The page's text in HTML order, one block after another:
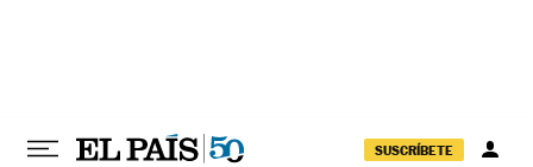
SUSCRÍBETE